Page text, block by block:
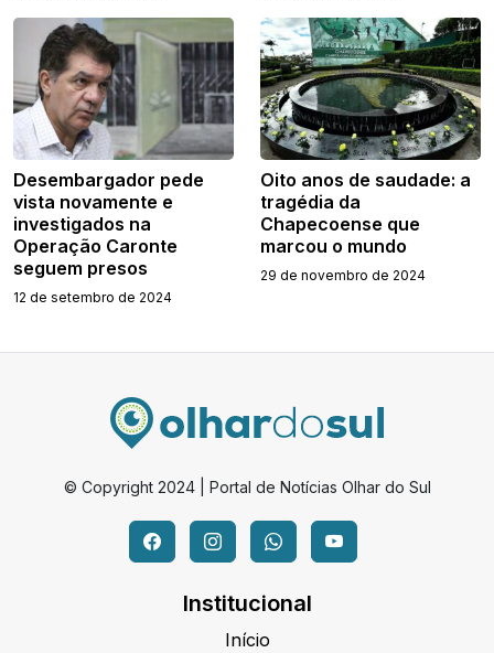
Desembargador pede
vista novamente e
investigados na
Operação Caronte
seguem presos
12 de setembro de 2024
Oito anos de saudade: a
tragédia da
Chapecoense que
marcou o mundo
29 de novembro de 2024
© Copyright 2024 | Portal de Notícias Olhar do Sul
Institucional
Início